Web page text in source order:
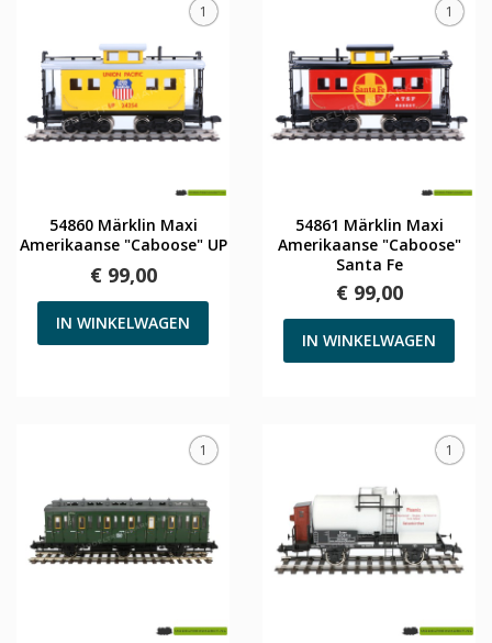
1
54860 Märklin Maxi
Amerikaanse "Caboose" UP
€ 99,00
IN WINKELWAGEN
1
54861 Märklin Maxi
Amerikaanse "Caboose"
Santa Fe
€ 99,00
IN WINKELWAGEN
1 1